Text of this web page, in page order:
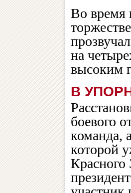
Во время
на
высоким
В
боевого
команда,
которой
Красного